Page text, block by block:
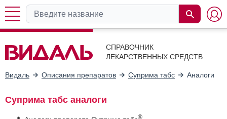
СПРАВОЧНИК
ЛЕКАРСТВЕННЫХ СРЕДСТВ
Видаль Описания препаратов Суприма табс Аналоги
Суприма табс аналоги
®